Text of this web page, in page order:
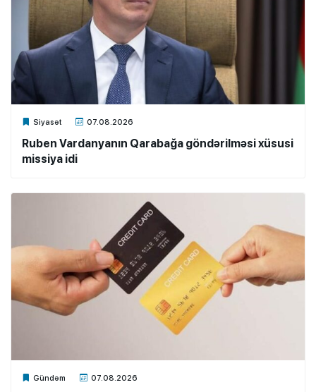
Siyasət 07.08.2026
Xalq.Online
Ruben Vardanyanın Qarabağa göndərilməsi xüsusi
missiya idi
Gündəm 07.08.2026
Xalq.Online